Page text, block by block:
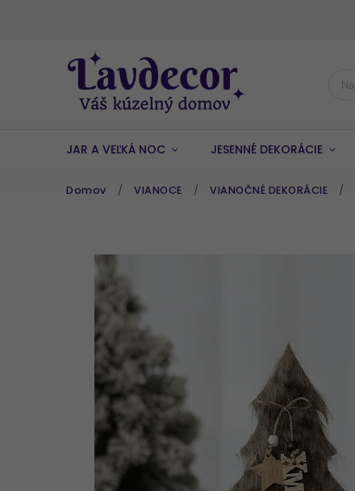
JAR A VEĽKÁ NOC JESENNÉ DEKORÁCIE
Domov / VIANOCE / VIANOČNÉ DEKORÁCIE /